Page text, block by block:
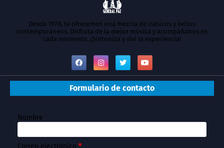
Desde 1978, te ofrecemos una mezcla de clásicos y éxitos
contemporáneos. Disfruta de la mejor música y acompáñanos en
cada momento. ¡Sintoniza y vivi la experiencia!
Formulario de contacto
Nombre
Correo electrónico *